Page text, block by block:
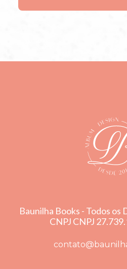
Baunilha Books - Todos os
CNPJ CNPJ